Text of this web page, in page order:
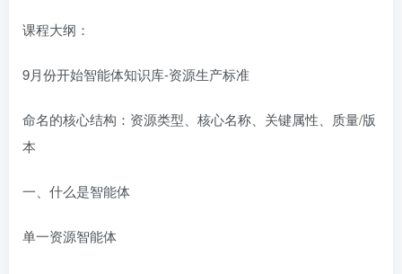
课程大纲：
9月份开始智能体知识库-资源生产标准
命名的核心结构：资源类型、核心名称、关键属性、质量/版
本
一、什么是智能体
单一资源智能体